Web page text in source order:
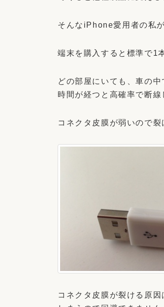
そんなiPhone愛用者の私
端末を購入すると標準で1
どの部屋にいても、車の
時間が経つと高確率で断線
コネクタ皮膜が弱いので
コネクタ皮膜が裂ける原